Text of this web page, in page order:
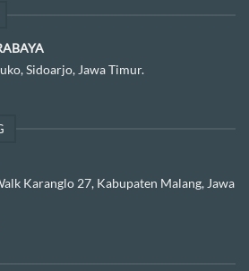
Sidoarjo, Jawa Timur.
Karanglo 27, Kabupaten Malang, Jawa